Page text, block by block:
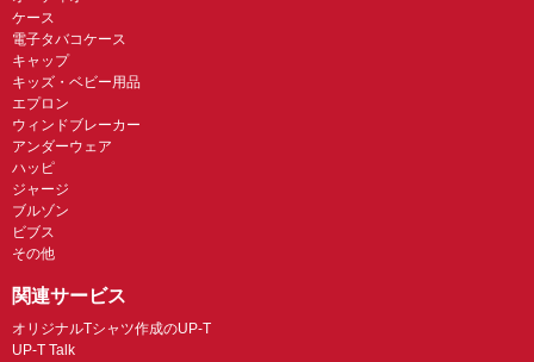
ケース
電子タバコケース
キャップ
キッズ・ベビー用品
エプロン
ウィンドブレーカー
アンダーウェア
ハッピ
ジャージ
ブルゾン
ビブス
その他
関連サービス
オリジナルTシャツ作成のUP-T
UP-T Talk